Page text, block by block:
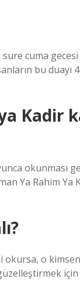
cuma
bu duayı
Kadir
okunması
Ya Rahim Ya
okursa, o